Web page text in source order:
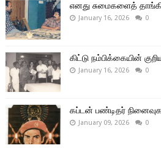
எனது சுமைகளைத்
January 16, 2026 0
கிட்டு நம்பிக்கையின்
January 16, 2026 0
கப்டன் பண்டிதர்
January 09, 2026 0